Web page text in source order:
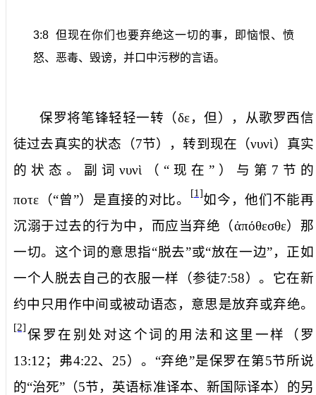
3:8 但现在你们也要弃绝这一切的事，即恼恨、愤
怒、恶毒、毁谤，并口中污秽的言语。
保罗将笔锋轻轻一转（δε，但），从歌罗西信
徒过去真实的状态（7节），转到 现在 （νυνὶ）真实
的状态。副词 νυνὶ （“现在”）与第 7 节的
ποτε （“曾”）是直接的对比。 [1]如今，他们不能再
沉溺于过去的行为中，而应当弃绝 （ἀπόθεσθε）那
一切。这个词的意思指“脱去”或“放在一边”，正如
一个人脱去自己的衣服一样（参徒7:58）。它在新
约中只用作中间或被动语态，意思是放弃或弃绝。
[2]保罗在别处对这个词的用法和这里一样（罗
13:12；弗4:22、 25）。“弃绝”是保罗在第5节所说
的“治死”（5节，英语标准译本、新国际译本）的另